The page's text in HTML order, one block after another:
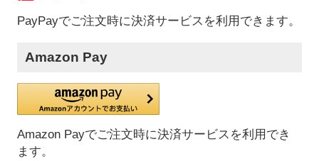
PayPayでご注文時に決済サービスを利用できます。
Amazon Pay
Amazon Payでご注文時に決済サービスを利用でき
ます。